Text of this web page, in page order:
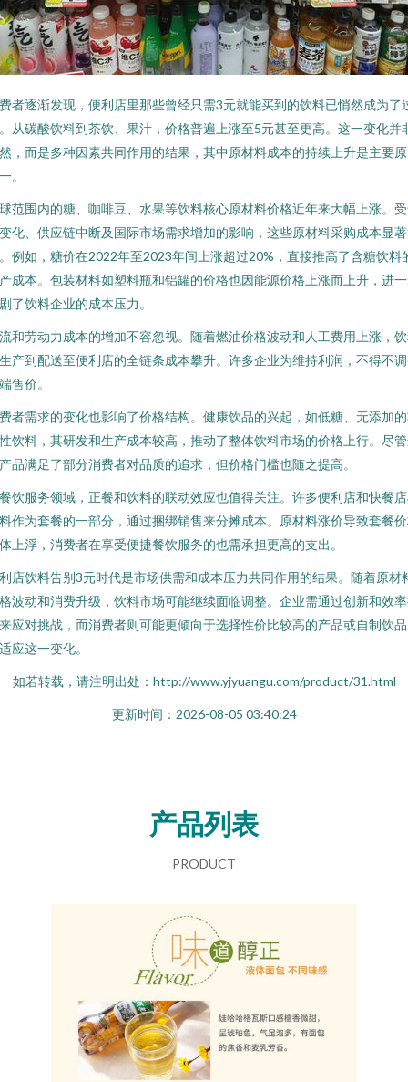
者逐渐发现，便利店里那些曾经只需3元就能买到的饮料已悄然成为了
从碳酸饮料到茶饮、果汁，价格普遍上涨至5元甚至更高。这一变化并
，而是多种因素共同作用的结果，其中原材料成本的持续上升是主要
。
范围内的糖、咖啡豆、水果等饮料核心原材料价格近年来大幅上涨。
化、供应链中断及国际市场需求增加的影响，这些原材料采购成本显
例如，糖价在2022年至2023年间上涨超过20%，直接推高了含糖饮料
成本。包装材料如塑料瓶和铝罐的价格也因能源价格上涨而上升，进
了饮料企业的成本压力。
和劳动力成本的增加不容忽视。随着燃油价格波动和人工费用上涨，
产到配送至便利店的全链条成本攀升。许多企业为维持利润，不得不
售价。
者需求的变化也影响了价格结构。健康饮品的兴起，如低糖、无添加
饮料，其研发和生产成本较高，推动了整体饮料市场的价格上行。尽
品满足了部分消费者对品质的追求，但价格门槛也随之提高。
饮服务领域，正餐和饮料的联动效应也值得关注。许多便利店和快餐
作为套餐的一部分，通过捆绑销售来分摊成本。原材料涨价导致套餐
上浮，消费者在享受便捷餐饮服务的也需承担更高的支出。
店饮料告别3元时代是市场供需和成本压力共同作用的结果。随着原材
波动和消费升级，饮料市场可能继续面临调整。企业需通过创新和效
应对挑战，而消费者则可能更倾向于选择性价比较高的产品或自制饮
应这一变化。
如若转载，请注明出处：http://www.yjyuangu.com/product/31.html
更新时间：2026-08-05 03:40:24
产品列表
PRODUCT